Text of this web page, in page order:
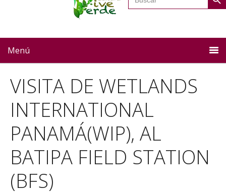
Menú
VISITA DE WETLANDS
INTERNATIONAL
PANAMÁ(WIP), AL
BATIPA FIELD STATION
(BFS)